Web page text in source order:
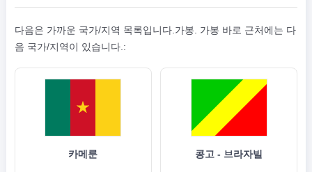
다음은 가까운 국가/지역 목록입니다.가봉. 가봉 바로 근처에는 다
음 국가/지역이 있습니다.:
카메룬 콩고 - 브라자빌